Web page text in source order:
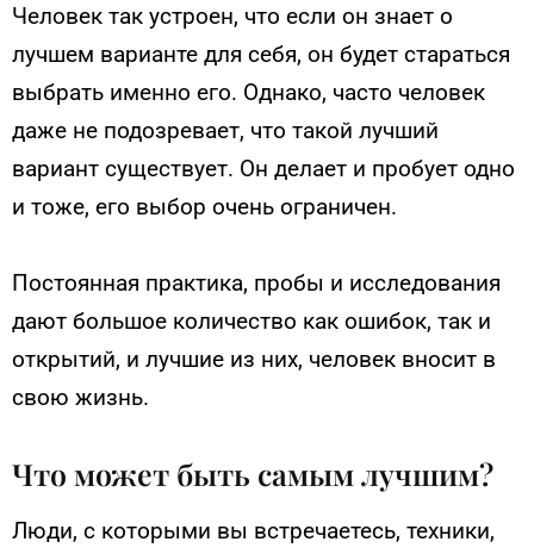
Человек так устроен, что если он знает о
лучшем варианте для себя, он будет стараться
выбрать именно его. Однако, часто человек
даже не подозревает, что такой лучший
вариант существует. Он делает и пробует одно
и тоже, его выбор очень ограничен.
Постоянная практика, пробы и исследования
дают большое количество как ошибок, так и
открытий, и лучшие из них, человек вносит в
свою жизнь.
Что может быть самым лучшим?
Люди, с которыми вы встречаетесь, техники,